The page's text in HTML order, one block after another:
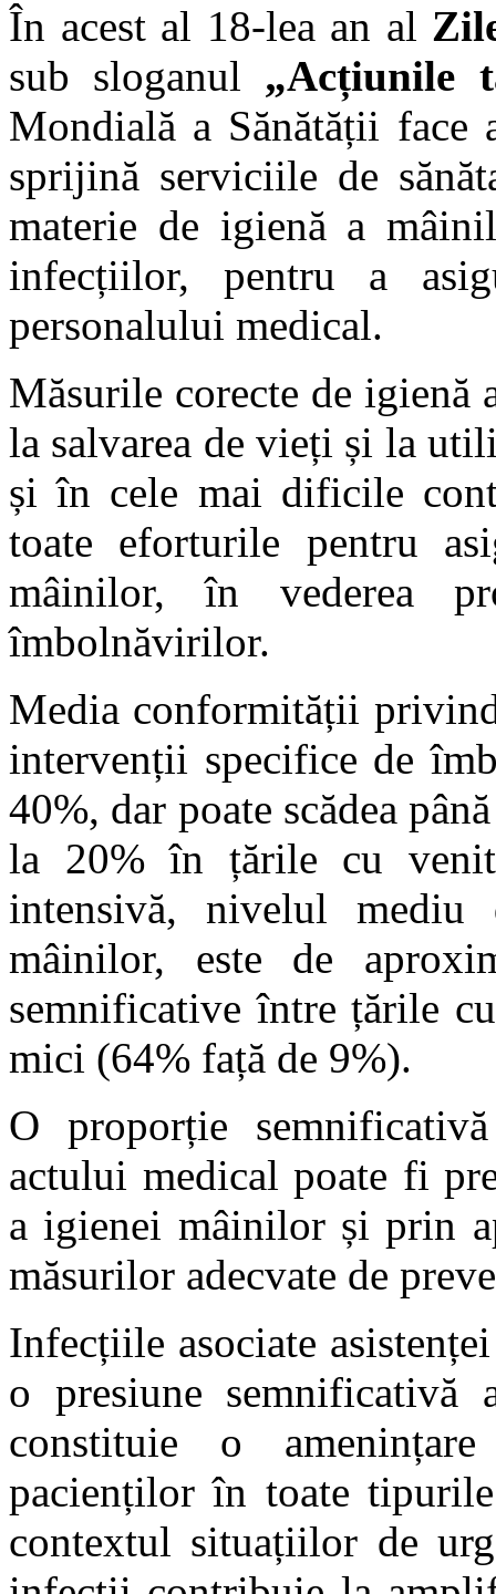
În acest al 18-lea an al
sub sloganul „Acțiunile
Mondială a Sănătății face
sprijină serviciile de
materie de igienă a
infecțiilor, pentru a
personalului medical.
Măsurile corecte de
la salvarea de vieți și la
și în cele mai dificile
toate eforturile pentru
mâinilor, în vederea
îmbolnăvirilor.
Media conformității
intervenții specifice de
40%, dar poate scădea
la 20% în țările cu
intensivă, nivelul mediu
mâinilor, este de
semnificative între țările
mici (64% față de 9%).
O proporție
actului medical poate fi
a igienei mâinilor și prin
măsurilor adecvate de
Infecțiile asociate
o presiune semnificativă
constituie o
pacienților în toate
contextul situațiilor de